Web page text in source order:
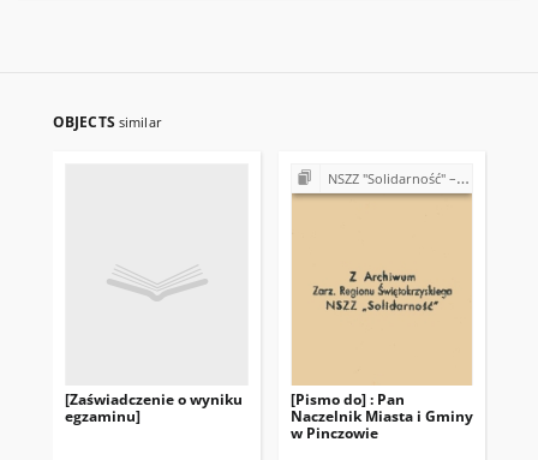
OBJECTS similar
[Zaświadczenie o wyniku
egzaminu]
NSZZ "Solidarność" – różne Koła, Komisje i Delegatury w Regionie Świętokrzyskim (1989-1990)
[Pismo do] : Pan
Naczelnik Miasta i Gminy
w Pinczowie